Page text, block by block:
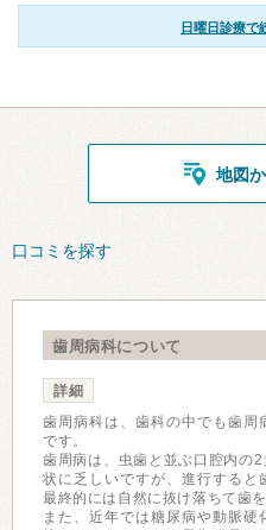
日曜日診療で
地図
口コミを探す
歯周病科について
詳細
歯周病科は、歯科の中でも歯周
です。
歯周病は、虫歯と並ぶ口腔内の
状に乏しいですが、進行すると
最終的には自然に抜け落ちて歯
また、近年では糖尿病や動脈